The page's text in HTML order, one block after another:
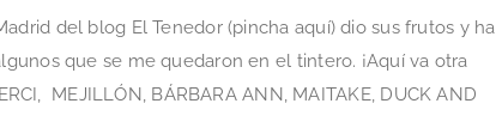
del blog El Tenedor (pincha aquí) dio sus frutos y ha
que se me quedaron en el tintero. ¡Aquí va otra
MEJILLÓN, BÁRBARA ANN, MAITAKE, DUCK AND